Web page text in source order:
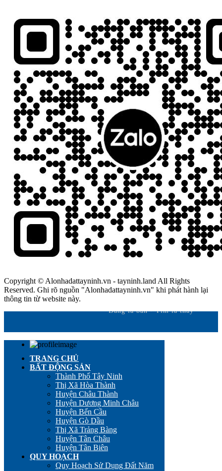
Copyright © Alonhadattayninh.vn - tayninh.land All Rights
Reserved. Ghi rõ nguồn "Alonhadattayninh.vn" khi phát hành lại
thông tin từ website này.
Đăng là bán - Tìm là thấy
TRANG CHỦ
BẤT ĐỘNG SẢN
Thành Phố Tây Ninh
Thị Xã Hòa Thành
Huyện Châu Thành
Huyện Dương Minh Châu
Huyện Bến Cầu
Huyện Gò Dầu
Thị Xã Trảng Bàng
Huyện Tân Châu
Huyện Tân Biên
QUY HOẠCH
Quy Hoạch Sử Dụng Đất Năm